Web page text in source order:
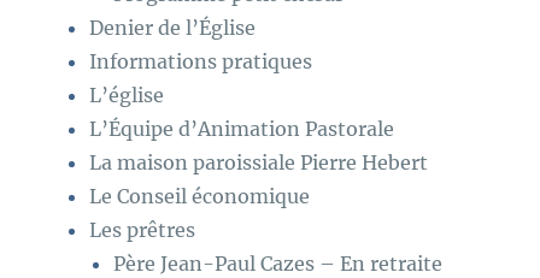
Denier de l’Église
Informations pratiques
L’église
L’Équipe d’Animation Pastorale
La maison paroissiale Pierre Hebert
Le Conseil économique
Les prêtres
Père Jean-Paul Cazes – En retraite